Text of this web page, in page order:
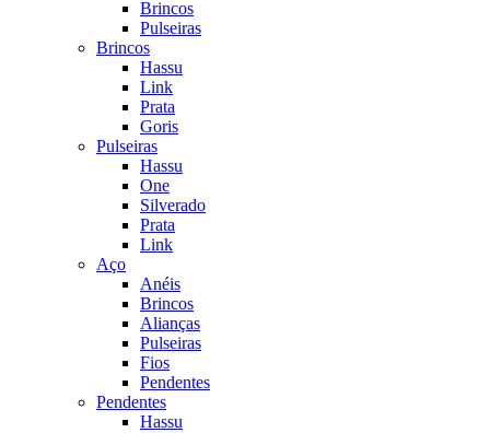
Brincos
Pulseiras
Brincos
Hassu
Link
Prata
Goris
Pulseiras
Hassu
One
Silverado
Prata
Link
Aço
Anéis
Brincos
Alianças
Pulseiras
Fios
Pendentes
Pendentes
Hassu